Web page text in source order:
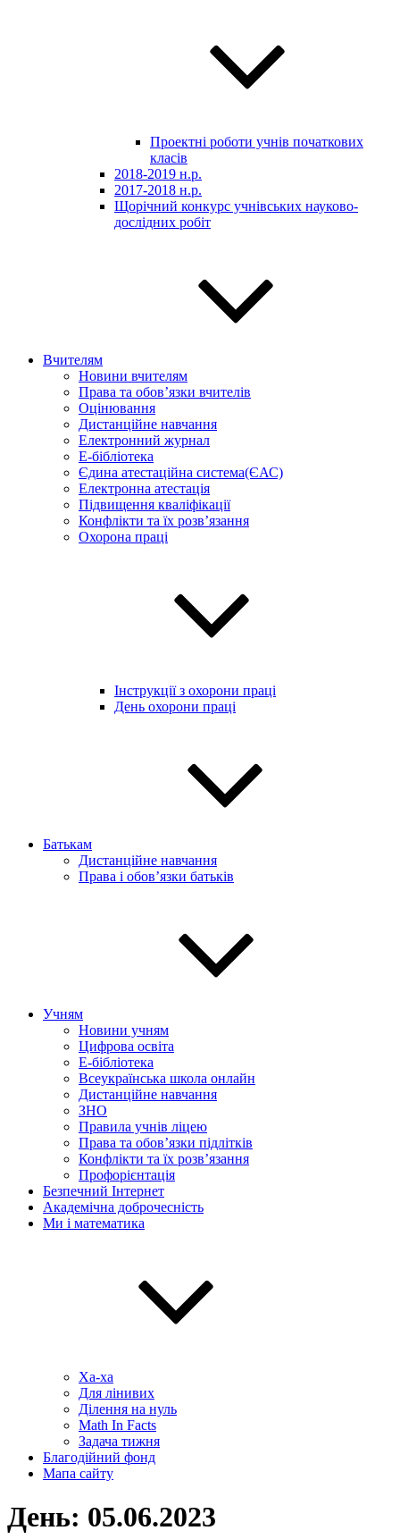
Проектні роботи учнів початкових
класів
2018-2019 н.р.
2017-2018 н.р.
Щорічний конкурс учнівських науково-
дослідних робіт
Вчителям
Новини вчителям
Права та обов’язки вчителів
Оцінювання
Дистанційне навчання
Електронний журнал
E-бібліотека
Єдина атестаційна система(ЄАС)
Електронна атестація
Підвищення кваліфікації
Конфлікти та їх розв’язання
Охорона праці
Інструкції з охорони праці
День охорони праці
Батькам
Дистанційне навчання
Права і обов’язки батьків
Учням
Новини учням
Цифрова освіта
E-бібліотека
Всеукраїнська школа онлайн
Дистанційне навчання
ЗНО
Правила учнів ліцею
Права та обов’язки підлітків
Конфлікти та їх розв’язання
Профорієнтація
Безпечний Інтернет
Академічна доброчесність
Ми і математика
Ха-ха
Для лінивих
Ділення на нуль
Math In Facts
Задача тижня
Благодійний фонд
Мапа сайту
День: 05.06.2023